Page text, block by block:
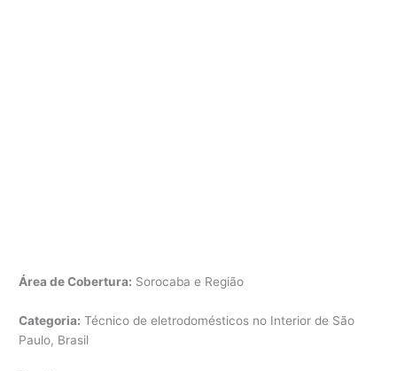
Área de Cobertura: Sorocaba e Região
Categoria: Técnico de eletrodomésticos no Interior de São
Paulo, Brasil